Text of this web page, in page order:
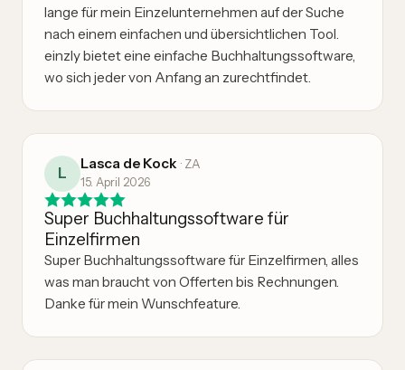
lange für mein Einzelunternehmen auf der Suche
nach einem einfachen und übersichtlichen Tool.
einzly bietet eine einfache Buchhaltungssoftware,
wo sich jeder von Anfang an zurechtfindet.
L
Lasca de Kock · ZA
15. April 2026
Super Buchhaltungssoftware für
Einzelfirmen
Super Buchhaltungssoftware für Einzelfirmen, alles
was man braucht von Offerten bis Rechnungen.
Danke für mein Wunschfeature.